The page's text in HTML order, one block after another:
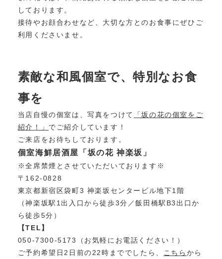
しております。
接待やお顔合わせなど、大切な方とのお食事にぜひご
利用くださいませ。
素敵な和風個室で、特別なお食
事を
当店自慢の個室は、写真をつけて
「坂の花の個室をご
紹介！」 でご紹介しています！
ご来店をお待ちしております。
個室海鮮居酒屋「坂の花 神楽坂」
※全席禁煙とさせていただいております※
〒162-0828
東京都新宿区袋町3 神楽坂センタービル地下1階
（神楽坂駅1出入口から徒歩3分／飯田橋駅B3出口か
ら徒歩5分）
【TEL】
050-7300-5173（お気軽にお電話ください！）
ご予約希望日2日前の22時まででしたら、
こちら から